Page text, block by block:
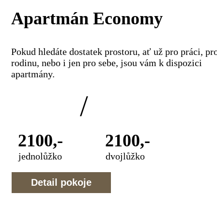
Apartmán Economy
Pokud hledáte dostatek prostoru, ať už pro práci,
rodinu, nebo i jen pro sebe, jsou vám k dispozici
apartmány.
2100,-
jednolůžko
/
2100,-
dvojlůžko
Detail pokoje